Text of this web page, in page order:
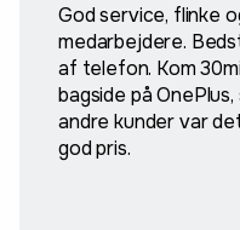
God service, flinke
medarbejdere.
af telefon. Kom
bagside på
andre kunder var
god pris.